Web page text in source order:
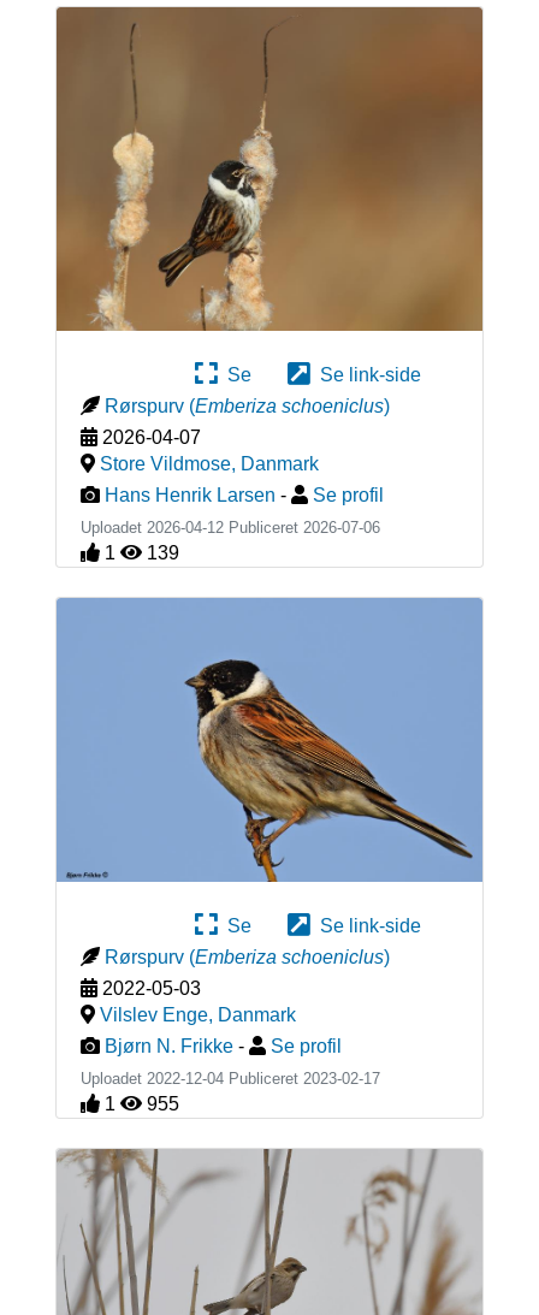
Se
Se link-side
Rørspurv (Emberiza schoeniclus)
2026-04-07
Store Vildmose, Danmark
Hans Henrik Larsen - Se profil
Uploadet 2026-04-12 Publiceret 2026-07-06
1 139
Se
Se link-side
Rørspurv (Emberiza schoeniclus)
2022-05-03
Vilslev Enge, Danmark
Bjørn N. Frikke - Se profil
Uploadet 2022-12-04 Publiceret 2023-02-17
1 955